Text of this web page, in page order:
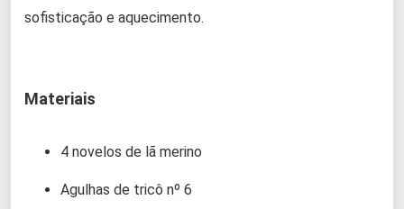
sofisticação e aquecimento.
Materiais
4 novelos de lã merino
Agulhas de tricô nº 6